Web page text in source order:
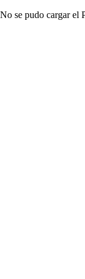
No se pudo cargar el